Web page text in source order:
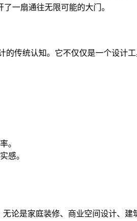
一扇通往无限可能的大门。
传统认知。它不仅仅是一个设计
。
感。
论是家庭装修、商业空间设计、